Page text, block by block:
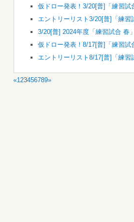
仮ドロー発表！3/20[普]「練習試
エントリーリスト3/20[普]「練習
3/20[普] 2024年度「練習試合 春」
仮ドロー発表！8/17[普]「練習試
エントリーリスト8/17[普]「練習
«123456789»